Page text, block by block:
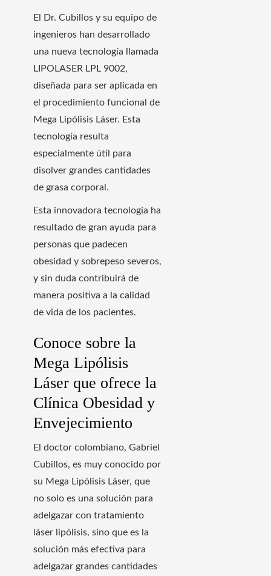
El Dr. Cubillos y su equipo de
ingenieros han desarrollado
una nueva tecnología llamada
LIPOLASER LPL 9002,
diseñada para ser aplicada en
el procedimiento funcional de
Mega Lipólisis Láser. Esta
tecnología resulta
especialmente útil para
disolver grandes cantidades
de grasa corporal.
Esta innovadora tecnología ha
resultado de gran ayuda para
personas que padecen
obesidad y sobrepeso severos,
y sin duda contribuirá de
manera positiva a la calidad
de vida de los pacientes.
Conoce sobre la
Mega Lipólisis
Láser que ofrece la
Clínica Obesidad y
Envejecimiento
El doctor colombiano, Gabriel
Cubillos, es muy conocido por
su Mega Lipólisis Láser, que
no solo es una solución para
adelgazar con tratamiento
láser lipólisis, sino que es la
solución más efectiva para
adelgazar grandes cantidades